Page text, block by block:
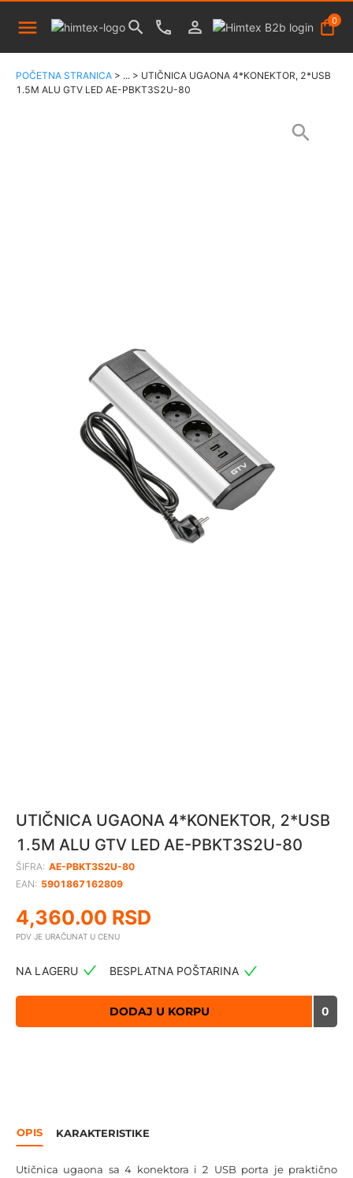
0
POČETNA STRANICA > ... > UTIČNICA UGAONA 4*KONEKTOR, 2*USB
1.5M ALU GTV LED AE-PBKT3S2U-80
UTIČNICA UGAONA 4*KONEKTOR, 2*USB
1.5M ALU GTV LED AE-PBKT3S2U-80
ŠIFRA: AE-PBKT3S2U-80
EAN: 5901867162809
4,360.00 RSD
PDV JE URAČUNAT U CENU
NA LAGERU BESPLATNA POŠTARINA
DODAJ U KORPU 0
OPIS KARAKTERISTIKE
Utičnica ugaona sa 4 konektora i 2 USB porta je praktično